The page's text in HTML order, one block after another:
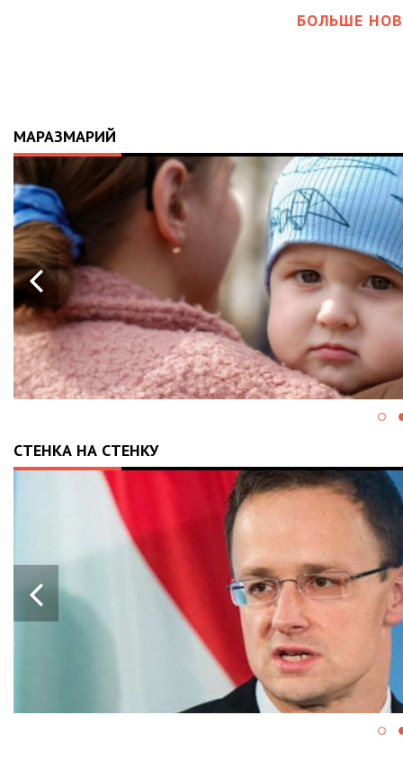
БОЛЬШЕ
МАРАЗМАРИЙ
21.04.2026
ІСТОРІЯ,
10-
АПАРАТ
ВАЛЕРІЯ
СТЕНКА НА СТЕНКУ